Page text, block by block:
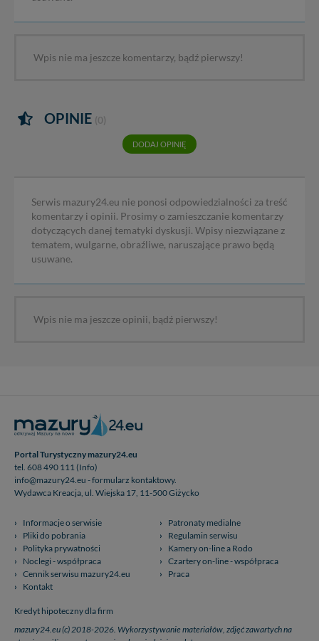
Wpis nie ma jeszcze komentarzy, bądź pierwszy!
OPINIE (0)
DODAJ OPINIĘ
Serwis mazury24.eu nie ponosi odpowiedzialności za treść
komentarzy i opinii. Prosimy o zamieszczanie komentarzy
dotyczących danej tematyki dyskusji. Wpisy niezwiązane z
tematem, wulgarne, obraźliwe, naruszające prawo będą
usuwane.
Wpis nie ma jeszcze opinii, bądź pierwszy!
Portal Turystyczny mazury24.eu
tel. 608 490 111 (Info)
info@mazury24.eu - formularz kontaktowy.
Wydawca Kreacja, ul. Wiejska 17, 11-500 Giżycko
Informacje o serwisie
Patronaty medialne
Pliki do pobrania
Regulamin serwisu
Polityka prywatności
Kamery on-line a Rodo
Noclegi - współpraca
Czartery on-line - współpraca
Cennik serwisu mazury24.eu
Praca
Kontakt
Kredyt hipoteczny dla firm
mazury24.eu (c) 2018-2026. Wykorzystywanie materiałów, zdjęć zawartych na